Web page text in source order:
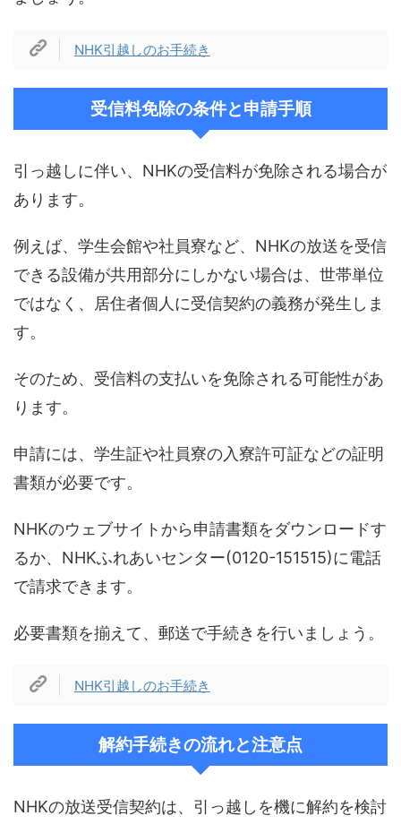
NHK引越しのお手続き
受信料免除の条件と申請手順
引っ越しに伴い、NHKの受信料が免除される場合が
あります。
例えば、学生会館や社員寮など、NHKの放送を受信
できる設備が共用部分にしかない場合は、世帯単位
ではなく、居住者個人に受信契約の義務が発生しま
す。
そのため、受信料の支払いを免除される可能性があ
ります。
申請には、学生証や社員寮の入寮許可証などの証明
書類が必要です。
NHKのウェブサイトから申請書類をダウンロードす
るか、NHKふれあいセンター(0120-151515)に電話
で請求できます。
必要書類を揃えて、郵送で手続きを行いましょう。
NHK引越しのお手続き
解約手続きの流れと注意点
NHKの放送受信契約は、引っ越しを機に解約を検討